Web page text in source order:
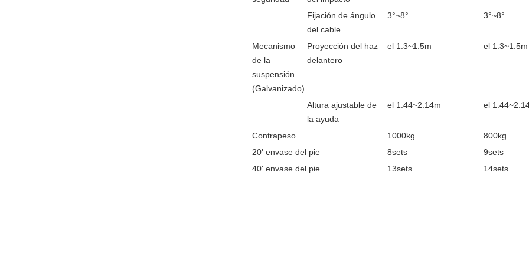
Fijación de ángulo
del cable
3°~8° 3°~8°
Mecanismo
de la
suspensión
(Galvanizado)
Proyección del haz
delantero
el 1.3~1.5m el 1.3~1.5m
Altura ajustable de
la ayuda
el 1.44~2.14m el
Contrapeso 1000kg
800kg
20' envase del pie
8sets
9sets
40' envase del pie
13sets 14sets